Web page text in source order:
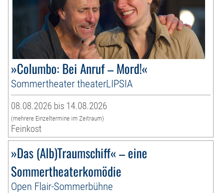
»Columbo: Bei Anruf – Mord!«
Sommertheater theaterLIPSIA
08.08.2026 bis 14.08.2026
(mehrere Einzeltermine im Zeitraum)
Feinkost
»Das (Alb)Traumschiff« – eine
Sommertheaterkomödie
Open Flair-Sommerbühne